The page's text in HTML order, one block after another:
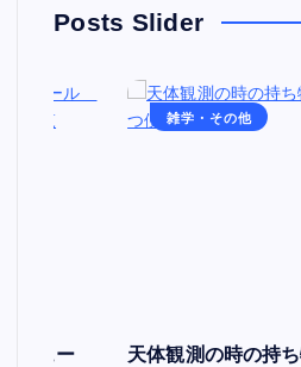
Posts Slider
ジュー
雑学・その他
天体観測の時の持